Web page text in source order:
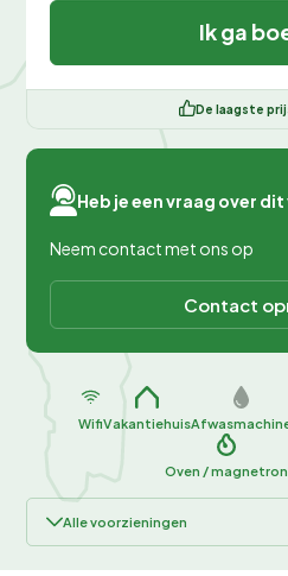
Ik ga
De laagste
Heb je een vraag over
Neem contact met ons op
Contact
WifiVakantiehuis
Oven / magnetron
Alle voorzieningen